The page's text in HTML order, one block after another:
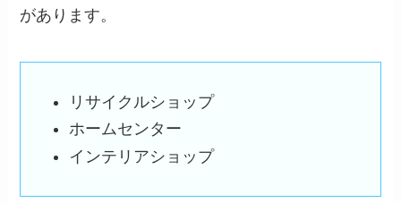
があります。
リサイクルショップ
ホームセンター
インテリアショップ